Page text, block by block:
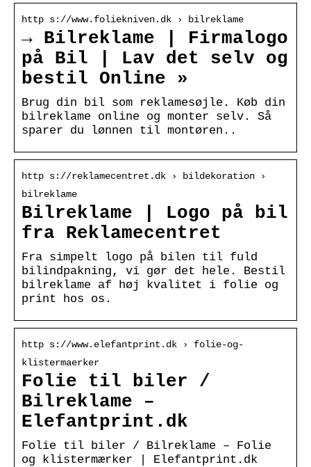
http s://www.foliekniven.dk › bilreklame
→ Bilreklame | Firmalogo
på Bil | Lav det selv og
bestil Online »
Brug din bil som reklamesøjle. Køb din
bilreklame online og monter selv. Så
sparer du lønnen til montøren..
http s://reklamecentret.dk › bildekoration ›
bilreklame
Bilreklame | Logo på bil
fra Reklamecentret
Fra simpelt logo på bilen til fuld
bilindpakning, vi gør det hele. Bestil
bilreklame af høj kvalitet i folie og
print hos os.
http s://www.elefantprint.dk › folie-og-
klistermaerker
Folie til biler /
Bilreklame –
Elefantprint.dk
Folie til biler / Bilreklame – Folie
og klistermærker | Elefantprint.dk